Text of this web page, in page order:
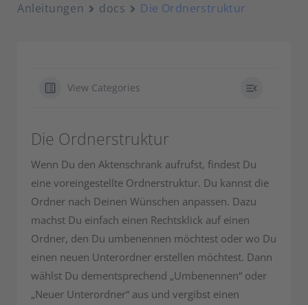
Anleitungen docs Die Ordnerstruktur
View Categories
Die Ordnerstruktur
Wenn Du den Aktenschrank aufrufst, findest Du
eine voreingestellte Ordnerstruktur. Du kannst die
Ordner nach Deinen Wünschen anpassen. Dazu
machst Du einfach einen Rechtsklick auf einen
Ordner, den Du umbenennen möchtest oder wo Du
einen neuen Unterordner erstellen möchtest. Dann
wählst Du dementsprechend „Umbenennen“ oder
„Neuer Unterordner“ aus und vergibst einen